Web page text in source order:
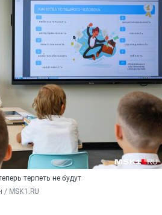
терпеть не будут
MSK1.RU